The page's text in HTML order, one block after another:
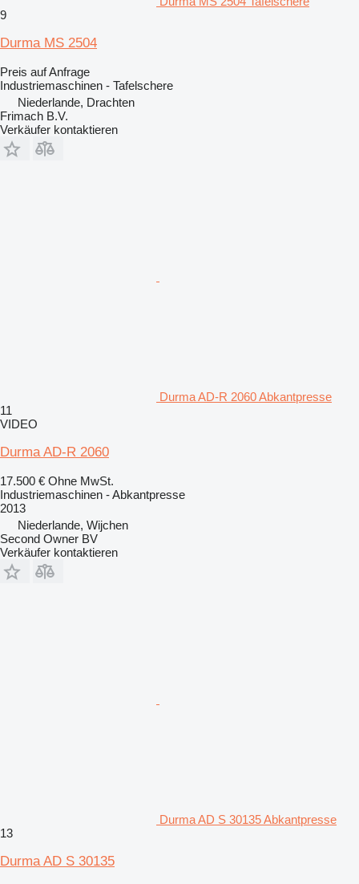
9
Durma MS 2504
Preis auf Anfrage
Industriemaschinen - Tafelschere
Niederlande, Drachten
Frimach B.V.
Verkäufer kontaktieren
Durma AD-R 2060 Abkantpresse
11
VIDEO
Durma AD-R 2060
17.500 € Ohne MwSt.
Industriemaschinen - Abkantpresse
2013
Niederlande, Wijchen
Second Owner BV
Verkäufer kontaktieren
Durma AD S 30135 Abkantpresse
13
Durma AD S 30135